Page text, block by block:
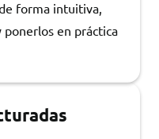
forma intuitiva,
ponerlos en práctica